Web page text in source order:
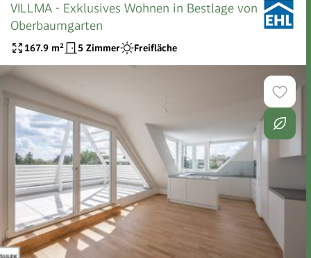
VILLMA - Exklusives Wohnen in Bestlage von
Oberbaumgarten
167.9 m² 5 Zimmer Freifläche